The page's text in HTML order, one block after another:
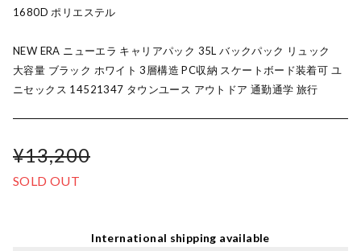
1680D ポリエステル
NEW ERA ニューエラ キャリアパック 35L バックパック リュック
大容量 ブラック ホワイト 3層構造 PC収納 スケートボード装着可 ユ
ニセックス 14521347 タウンユース アウトドア 通勤通学 旅行
¥13,200
SOLD OUT
International shipping available